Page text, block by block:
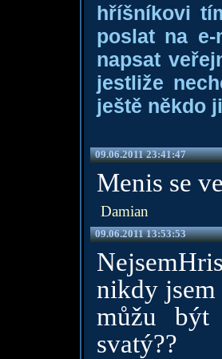
hříšníkovi
poslat na
napsat
jestliže
ještě někdo
09.06.2011 23:41:47
Menis se
Damian
09.06.2011 13:53:53
nikdy jsem
můžu být
svatý??